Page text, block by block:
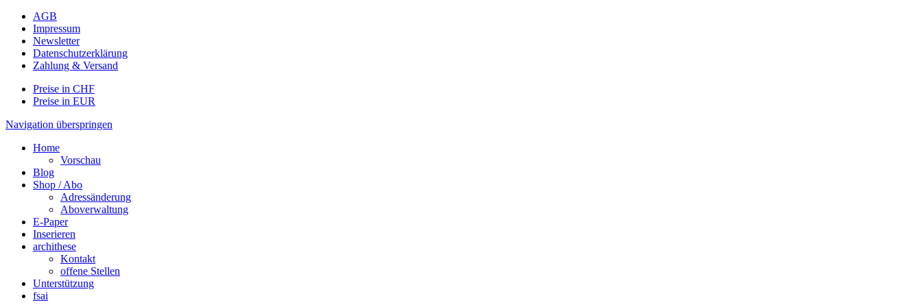
AGB
Impressum
Newsletter
Datenschutzerklärung
Zahlung & Versand
Preise in CHF
Preise in EUR
Navigation überspringen
Home
Vorschau
Blog
Shop / Abo
Adressänderung
Aboverwaltung
E-Paper
Inserieren
archithese
Kontakt
offene Stellen
Unterstützung
fsai